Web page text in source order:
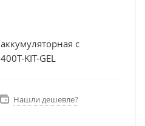
с
KIT-GEL
Нашли дешевле?